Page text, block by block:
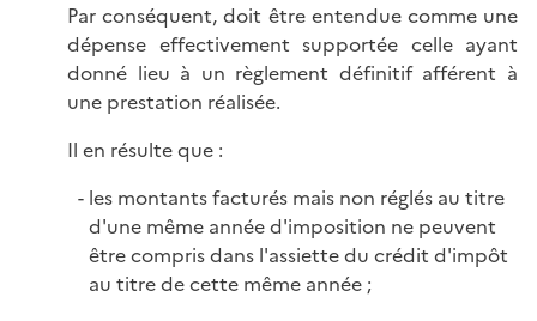
Par conséquent, doit être entendue comme une
dépense effectivement supportée celle ayant
donné lieu à un règlement définitif afférent à
une prestation réalisée.
Il en résulte que :
les montants facturés mais non réglés au titre
d'une même année d'imposition ne peuvent
être compris dans l'assiette du crédit d'impôt
au titre de cette même année ;